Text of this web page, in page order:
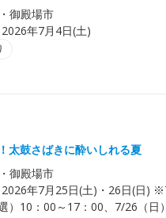
御殿場市
2026年7月4日(土)
太鼓さばきに酔いしれる夏
御殿場市
2026年7月25日(土)・26日(日)
）10：00～17：00、7/26（日